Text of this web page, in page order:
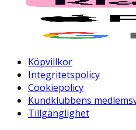
Köpvillkor
Integritetspolicy
Cookiepolicy
Kundklubbens
Tillgänglighet